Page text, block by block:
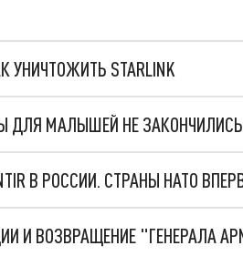
STARLINK
ДЛЯ МАЛЫШЕЙ НЕ ЗАКОНЧИЛИСЬ